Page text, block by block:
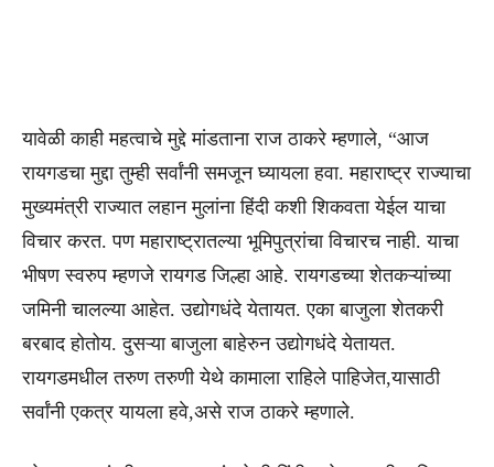
यावेळी काही महत्वाचे मुद्दे मांडताना राज ठाकरे म्हणाले, “आज
रायगडचा मुद्दा तुम्ही सर्वांनी समजून घ्यायला हवा. महाराष्ट्र राज्याचा
मुख्यमंत्री राज्यात लहान मुलांना हिंदी कशी शिकवता येईल याचा
विचार करत. पण महाराष्ट्रातल्या भूमिपुत्रांचा विचारच नाही. याचा
भीषण स्वरुप म्हणजे रायगड जिल्हा आहे. रायगडच्या शेतकऱ्यांच्या
जमिनी चालल्या आहेत. उद्योगधंदे येतायत. एका बाजुला शेतकरी
बरबाद होतोय. दुसऱ्या बाजुला बाहेरुन उद्योगधंदे येतायत.
रायगडमधील तरुण तरुणी येथे कामाला राहिले पाहिजेत,यासाठी
सर्वांनी एकत्र यायला हवे,असे राज ठाकरे म्हणाले.